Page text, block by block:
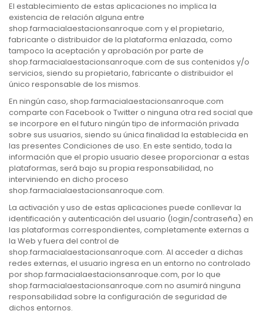
El establecimiento de estas aplicaciones no implica la
existencia de relación alguna entre
shop.farmacialaestacionsanroque.com y el propietario,
fabricante o distribuidor de la plataforma enlazada, como
tampoco la aceptación y aprobación por parte de
shop.farmacialaestacionsanroque.com de sus contenidos y/o
servicios, siendo su propietario, fabricante o distribuidor el
único responsable de los mismos.
En ningún caso, shop.farmacialaestacionsanroque.com
comparte con Facebook o Twitter o ninguna otra red social que
se incorpore en el futuro ningún tipo de información privada
sobre sus usuarios, siendo su única finalidad la establecida en
las presentes Condiciones de uso. En este sentido, toda la
información que el propio usuario desee proporcionar a estas
plataformas, será bajo su propia responsabilidad, no
interviniendo en dicho proceso
shop.farmacialaestacionsanroque.com.
La activación y uso de estas aplicaciones puede conllevar la
identificación y autenticación del usuario (login/contraseña) en
las plataformas correspondientes, completamente externas a
la Web y fuera del control de
shop.farmacialaestacionsanroque.com. Al acceder a dichas
redes externas, el usuario ingresa en un entorno no controlado
por shop.farmacialaestacionsanroque.com, por lo que
shop.farmacialaestacionsanroque.com no asumirá ninguna
responsabilidad sobre la configuración de seguridad de
dichos entornos.